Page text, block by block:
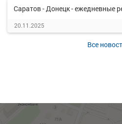
Саратов - Донецк - ежедневные
20.11.2025
Все